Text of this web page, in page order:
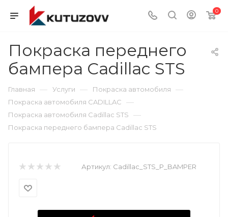
0
Покраска переднего
бампера Cadillac STS
Главная — Услуги — Покраска автомобиля —
Покраска автомобиля CADILLAC —
Покраска автомобиля Cadillac STS —
Покраска переднего бампера Cadillac STS
Артикул: Cadillac_STS_P_BAMPER